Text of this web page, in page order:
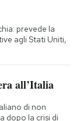
prevede la
agli Stati Uniti,
all’Italia
di non
dopo la crisi di